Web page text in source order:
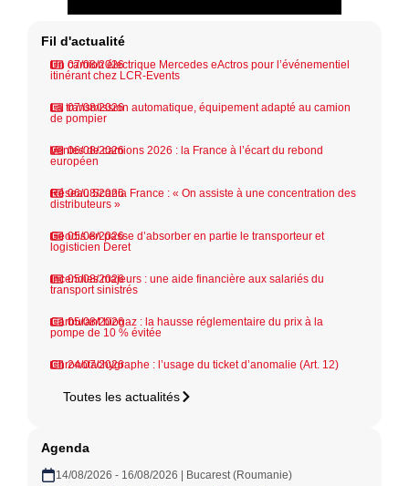
Fil d'actualité
07/08/2026
Un camion électrique Mercedes eActros pour l’événementiel
itinérant chez LCR-Events
07/08/2026
La transmission automatique, équipement adapté au camion
de pompier
06/08/2026
Ventes de camions 2026 : la France à l’écart du rebond
européen
06/08/2026
Réseau Scania France : « On assiste à une concentration des
distributeurs »
05/08/2026
Geodis en passe d’absorber en partie le transporteur et
logisticien Deret
05/08/2026
Incendies majeurs : une aide financière aux salariés du
transport sinistrés
05/08/2026
Carburant biogaz : la hausse réglementaire du prix à la
pompe de 10 % évitée
24/07/2026
Chronotachygraphe : l’usage du ticket d’anomalie (Art. 12)
Toutes les actualités
Agenda
14/08/2026 - 16/08/2026 | Bucarest (Roumanie)